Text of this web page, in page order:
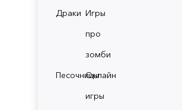
Драки Игры
про
зомби
ПесочницыОнлайн
игры